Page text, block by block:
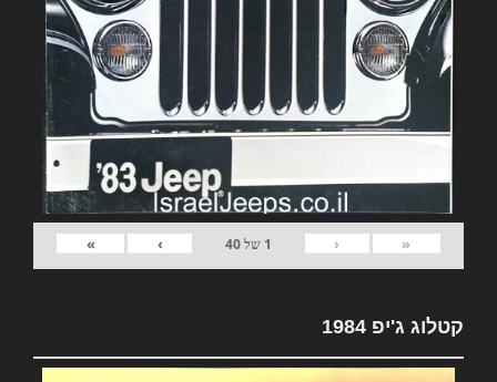
«
‹
1 של40
›
»
קטלוג ג'יפ 1984